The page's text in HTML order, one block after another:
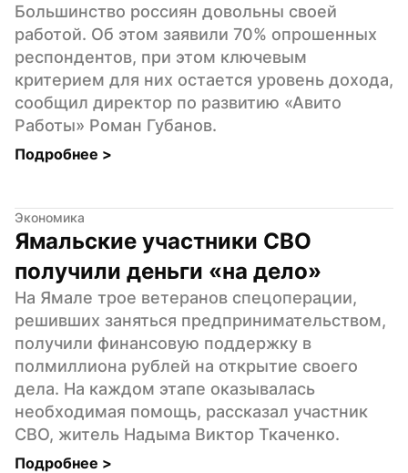
Большинство россиян довольны своей
работой. Об этом заявили 70% опрошенных
респондентов, при этом ключевым
критерием для них остается уровень дохода,
сообщил директор по развитию «Авито
Работы» Роман Губанов.
Подробнее >
Экономика
Ямальские участники СВО
получили деньги «на дело»
На Ямале трое ветеранов спецоперации,
решивших заняться предпринимательством,
получили финансовую поддержку в
полмиллиона рублей на открытие своего
дела. На каждом этапе оказывалась
необходимая помощь, рассказал участник
СВО, житель Надыма Виктор Ткаченко.
Подробнее >